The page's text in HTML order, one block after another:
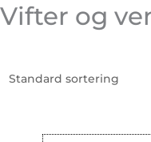
Vifter og